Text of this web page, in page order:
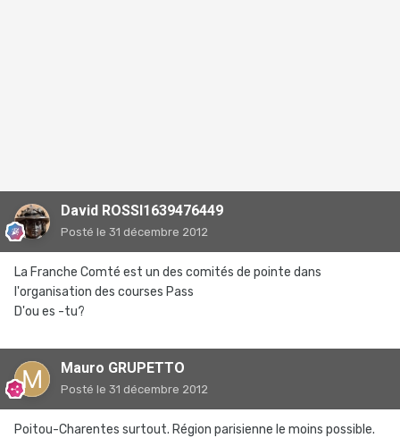
David ROSSI1639476449
Posté le 31 décembre 2012
La Franche Comté est un des comités de pointe dans
l'organisation des courses Pass
D'ou es -tu?
Mauro GRUPETTO
Posté le 31 décembre 2012
Poitou-Charentes surtout. Région parisienne le moins possible.